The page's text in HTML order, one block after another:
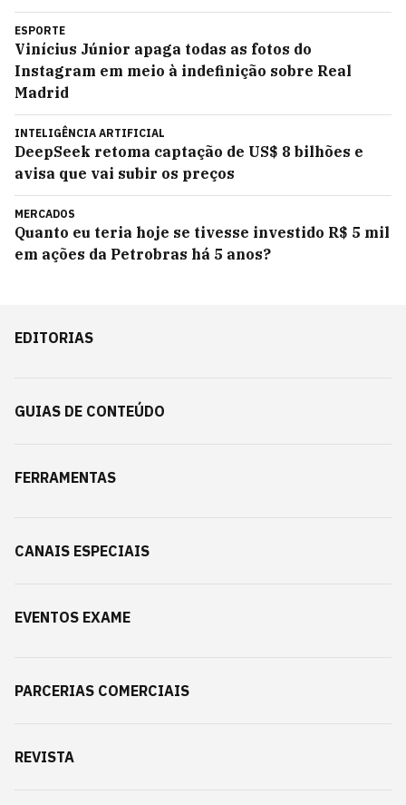
ESPORTE
Vinícius Júnior apaga todas as fotos do
Instagram em meio à indefinição sobre Real
Madrid
INTELIGÊNCIA ARTIFICIAL
DeepSeek retoma captação de US$ 8 bilhões e
avisa que vai subir os preços
MERCADOS
Quanto eu teria hoje se tivesse investido R$ 5 mil
em ações da Petrobras há 5 anos?
EDITORIAS
GUIAS DE CONTEÚDO
FERRAMENTAS
CANAIS ESPECIAIS
EVENTOS EXAME
PARCERIAS COMERCIAIS
REVISTA